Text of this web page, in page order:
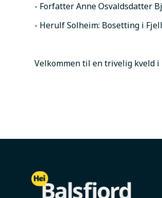
- Forfatter Anne Osvaldsdatter
- Herulf Solheim: Bosetting i
Velkommen til en trivelig kveld i